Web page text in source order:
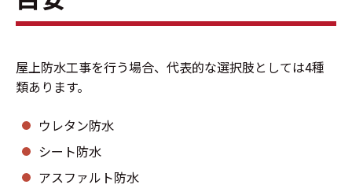
屋上防水工事を行う場合、代表的な選択肢としては4種
類あります。
ウレタン防水
シート防水
アスファルト防水